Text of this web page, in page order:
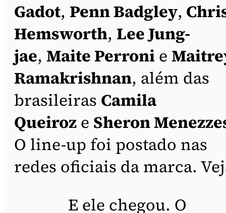
Gadot, Penn Badgley,
Hemsworth, Lee Jung-
jae, Maite Perroni e
Ramakrishnan, além das
brasileiras Camila
Queiroz e Sheron
O line-up foi postado nas
redes oficiais da marca.
E ele chegou. O